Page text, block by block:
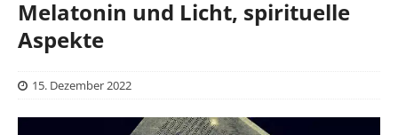
Melatonin und Licht, spirituelle
Aspekte
15. Dezember 2022